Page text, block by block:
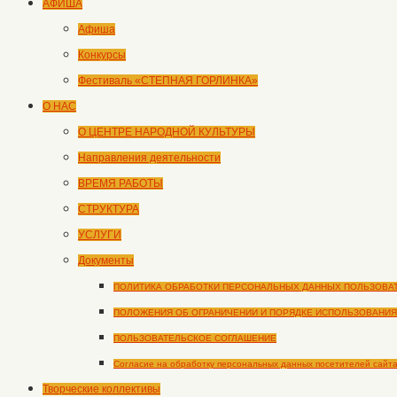
АФИША
Афиша
Конкурсы
Фестиваль «СТЕПНАЯ ГОРЛИНКА»
О НАС
О ЦЕНТРЕ НАРОДНОЙ КУЛЬТУРЫ
Направления деятельности
ВРЕМЯ РАБОТЫ
СТРУКТУРА
УСЛУГИ
Документы
ПОЛИТИКА ОБРАБОТКИ ПЕРСОНАЛЬНЫХ ДАННЫХ
ПОЛОЖЕНИЯ ОБ ОГРАНИЧЕНИИ И ПОРЯДКЕ
ПОЛЬЗОВАТЕЛЬСКОЕ СОГЛАШЕНИЕ
Согласие на обработку персональных данных посетителей сайта
Творческие коллективы